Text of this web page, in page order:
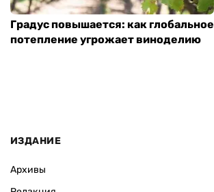
Градус повышается: как глобальное
потепление угрожает виноделию
ИЗДАНИЕ
Архивы